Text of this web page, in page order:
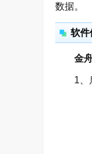
数据。
软件
金
1、启